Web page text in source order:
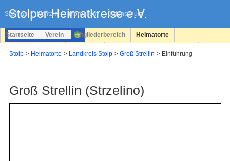
Sitemap Kontakt Impressum Datenschutz
überspringen
Startseite Verein Mitgliederbereich Heimatorte
Stolp Heimatorte Landkreis Stolp Groß Strellin Einführung
Groß Strellin (Strzelino)